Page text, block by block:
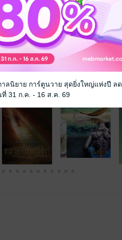
าลนิยาย การ์ตูนวาย สุดยิ่งใหญ่แห่งปี ลด
31 ก.ค. - 16 ส.ค. 69